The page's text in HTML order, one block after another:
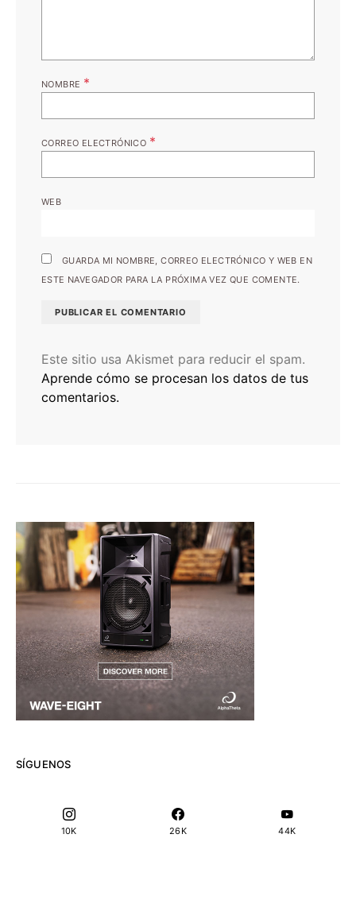
NOMBRE *
CORREO ELECTRÓNICO *
WEB
GUARDA MI NOMBRE, CORREO ELECTRÓNICO Y WEB EN
ESTE NAVEGADOR PARA LA PRÓXIMA VEZ QUE COMENTE.
Este sitio usa Akismet para reducir el spam.
Aprende cómo se procesan los datos de tus
comentarios.
SÍGUENOS
10K 26K 44K